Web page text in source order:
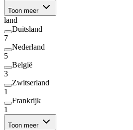
Toon meer
land
Duitsland
7
Nederland
5
België
3
Zwitserland
1
Frankrijk
1
Toon meer